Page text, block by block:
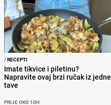
/RECEPTI
Imate tikvice i piletinu?
Napravite ovaj brzi ručak iz jedne
tave
PRIJE OKO 10H